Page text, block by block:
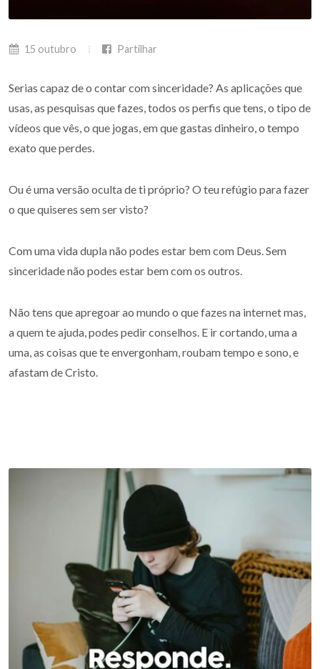
15 outubro Partilhar
Serias capaz de o contar com sinceridade? As aplicações que
usas, as pesquisas que fazes, todos os perfis que tens, o tipo de
vídeos que vês, o que jogas, em que gastas dinheiro, o tempo
exato que perdes.
Ou é uma versão oculta de ti próprio? O teu refúgio para fazer
o que quiseres sem ser visto?
Com uma vida dupla não podes estar bem com Deus. Sem
sinceridade não podes estar bem com os outros.
Não tens que apregoar ao mundo o que fazes na internet mas,
a quem te ajuda, podes pedir conselhos. E ir cortando, uma a
uma, as coisas que te envergonham, roubam tempo e sono, e
afastam de Cristo.